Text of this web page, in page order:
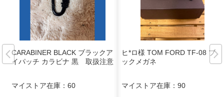
CARABINER BLACK ブラックア
イパッチ カラビナ 黒 取扱注意
マイストア在庫： 60
ヒ*ロ様 TOM FORD TF-08 ブラ
ックメガネ
マイストア在庫： 90